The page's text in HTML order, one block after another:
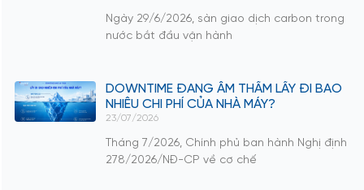
Ngày 29/6/2026, sàn giao dịch carbon trong
nước bắt đầu vận hành
DOWNTIME ĐANG ÂM THẦM LẤY ĐI BAO
NHIÊU CHI PHÍ CỦA NHÀ MÁY?
23/07/2026
Tháng 7/2026, Chính phủ ban hành Nghị định
278/2026/NĐ-CP về cơ chế